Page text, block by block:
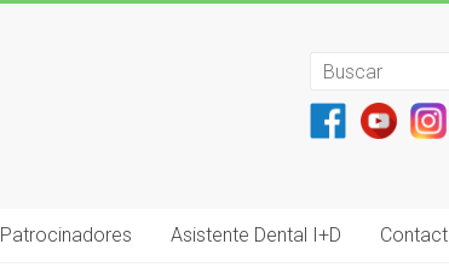
Patrocinadores Asistente Dental I+D Contact